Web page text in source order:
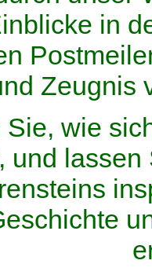
in
Zeugnis
wie
und